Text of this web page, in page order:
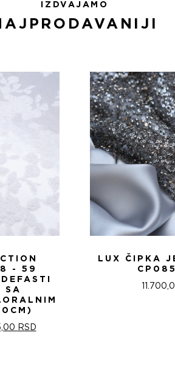
IZDVAJAMO
- 59
SA
RSDТРЕНУТНА
LUX ČIPKA